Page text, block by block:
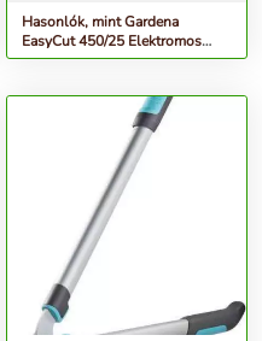
Hasonlók, mint Gardena
EasyCut 450/25 Elektromos
fűszegélynyíró